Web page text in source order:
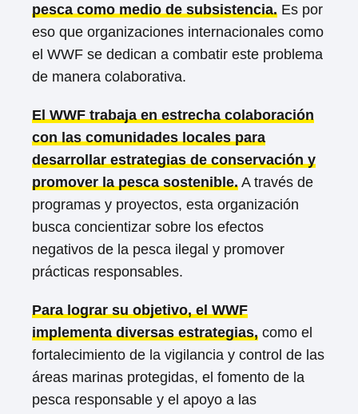
pesca como medio de subsistencia. Es por
eso que organizaciones internacionales como
el WWF se dedican a combatir este problema
de manera colaborativa.
El WWF trabaja en estrecha colaboración
con las comunidades locales para
desarrollar estrategias de conservación y
promover la pesca sostenible. A través de
programas y proyectos, esta organización
busca concientizar sobre los efectos
negativos de la pesca ilegal y promover
prácticas responsables.
Para lograr su objetivo, el WWF
implementa diversas estrategias, como el
fortalecimiento de la vigilancia y control de las
áreas marinas protegidas, el fomento de la
pesca responsable y el apoyo a las